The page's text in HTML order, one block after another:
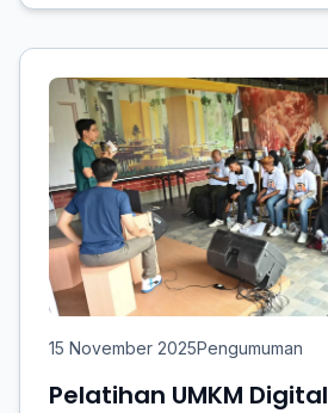
15 November 2025Pengumuman
Pelatihan UMKM Digital